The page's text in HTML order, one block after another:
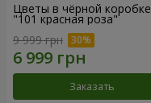
Цветы в чёрной коробке
"101 красная роза"
9 999 грн
Заказать